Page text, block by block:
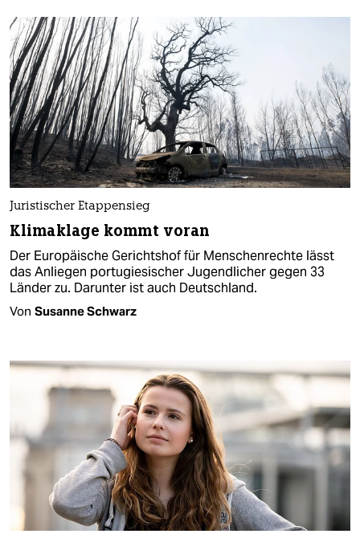
Juristischer Etappensieg
Klimaklage kommt voran
Der Europäische Gerichtshof für Menschenrechte lässt
das Anliegen portugiesischer Jugendlicher gegen 33
Länder zu. Darunter ist auch Deutschland.
Von Susanne Schwarz